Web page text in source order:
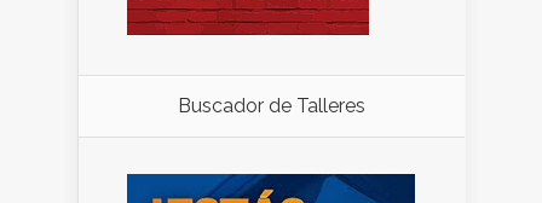
Buscador de Talleres